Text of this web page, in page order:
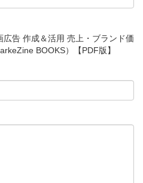
告 作成＆活用 売上・ブランド価
BOOKS）【PDF版】